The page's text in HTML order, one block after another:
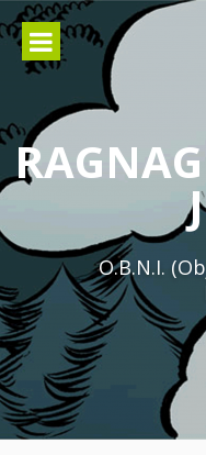
Aller
au
contenu
O.B.N.I.